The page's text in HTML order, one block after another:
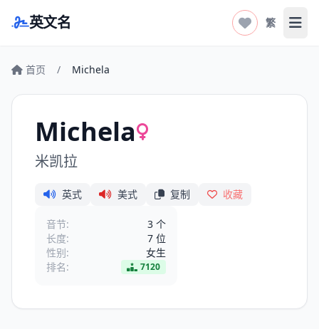
英文名 繁 打
首页 / Michela
Michela
米凯拉
英式 美式 复制 收藏
音节:
3 个
长度:
7 位
性别:
女生
排名:
7120